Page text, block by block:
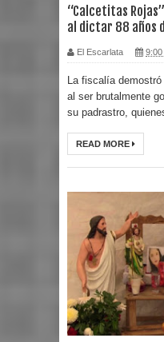
“Calcetitas
al dictar 88 años
El Escarlata 9:00
La fiscalía
al ser brutalmente
su padrastro,
READ MORE